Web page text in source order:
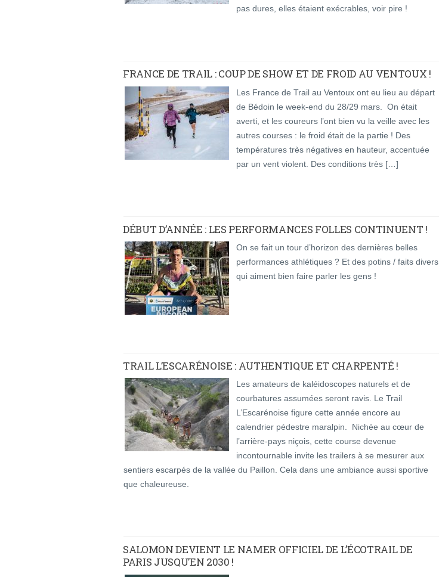
pas dures, elles étaient exécrables, voir pire !
FRANCE DE TRAIL : COUP DE SHOW ET DE FROID AU VENTOUX !
Les France de Trail au Ventoux ont eu lieu au départ
de Bédoin le week-end du 28/29 mars. On était
averti, et les coureurs l’ont bien vu la veille avec les
autres courses : le froid était de la partie ! Des
températures très négatives en hauteur, accentuée
par un vent violent. Des conditions très […]
DÉBUT D’ANNÉE : LES PERFORMANCES FOLLES CONTINUENT !
On se fait un tour d’horizon des dernières belles
performances athlétiques ? Et des potins / faits divers
qui aiment bien faire parler les gens !
TRAIL L’ESCARÉNOISE : AUTHENTIQUE ET CHARPENTÉ !
Les amateurs de kaléidoscopes naturels et de
courbatures assumées seront ravis. Le Trail
L’Escarénoise figure cette année encore au
calendrier pédestre maralpin. Nichée au cœur de
l’arrière-pays niçois, cette course devenue
incontournable invite les trailers à se mesurer aux
sentiers escarpés de la vallée du Paillon. Cela dans une ambiance aussi sportive
que chaleureuse.
SALOMON DEVIENT LE NAMER OFFICIEL DE L’ÉCOTRAIL DE
PARIS JUSQU’EN 2030 !